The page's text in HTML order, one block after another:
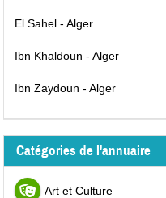
El Sahel - Alger
Ibn Khaldoun - Alger
Ibn Zaydoun - Alger
Catégories de l'annuaire
Art et Culture